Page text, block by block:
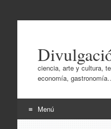
ciencia, arte y cultura,
economía,
Menú